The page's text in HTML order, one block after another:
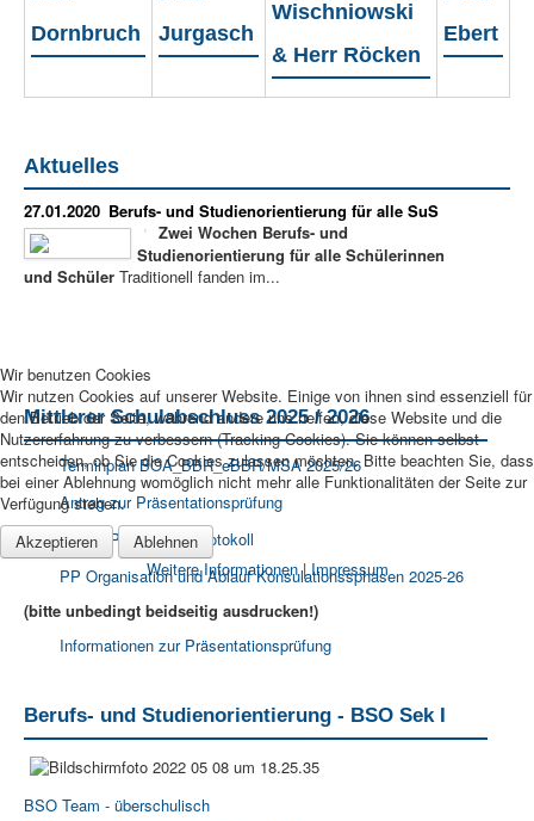
Dornbruch
Jurgasch
Wischniowski
& Herr Röcken
Ebert
Aktuelles
Berufs- und Studienorientierung für alle SuS
27.01.2020
Zwei Wochen Berufs- und
Studienorientierung für alle Schülerinnen
und Schüler Traditionell fanden im...
Mittlerer Schulabschluss 2025 / 2026
Terminplan BOA_BBR_eBBR/MSA 2025/26
Antrag zur Präsentationsprüfung
MSA PP Beratungsprotokoll
PP Organisation und Ablauf Konsulationssphasen 2025-26
(bitte unbedingt beidseitig ausdrucken!)
Informationen zur Präsentationsprüfung
Berufs- und Studienorientierung - BSO Sek I
BSO Team - überschulisch
Wir benutzen Cookies
Wir nutzen Cookies auf unserer Website. Einige von ihnen sind essenziell für
den Betrieb der Seite, während andere uns helfen, diese Website und die
Nutzererfahrung zu verbessern (Tracking Cookies). Sie können selbst
entscheiden, ob Sie die Cookies zulassen möchten. Bitte beachten Sie, dass
bei einer Ablehnung womöglich nicht mehr alle Funktionalitäten der Seite zur
Verfügung stehen.
Akzeptieren
Ablehnen
Weitere Informationen|Impressum